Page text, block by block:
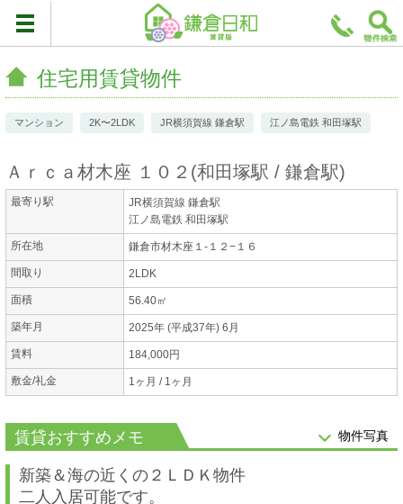
住宅用賃貸物件
マンション 2K〜2LDK JR横須賀線 鎌倉駅 江ノ島電鉄 和田塚駅
Ａｒｃａ材木座 １０２ (和田塚駅 鎌倉駅)
最寄り駅
JR横須賀線 鎌倉駅
江ノ島電鉄 和田塚駅
所在地 鎌倉市材木座１-１２−１６
間取り 2LDK
面積 56.40㎡
築年月 2025年 (平成37年) 6月
賃料 184,000円
敷金/礼金 1ヶ月 / 1ヶ月
賃貸おすすめメモ 物件写真
新築＆海の近くの２ＬＤＫ物件
二人入居可能です。